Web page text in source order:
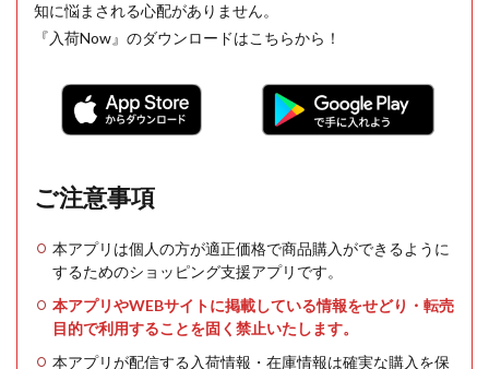
知に悩まされる心配がありません。
『入荷Now』のダウンロードはこちらから！
ご注意事項
本アプリは個人の方が適正価格で商品購入ができるように
するためのショッピング支援アプリです。
本アプリやWEBサイトに掲載している情報をせどり・転売
目的で利用することを固く禁止いたします。
本アプリが配信する入荷情報・在庫情報は確実な購入を保